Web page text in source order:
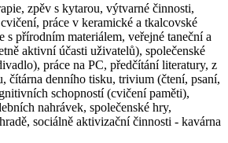
zpěv s kytarou, výtvarné činnosti,
práce v keramické a tkalcovské
s přírodním materiálem, veřejné taneční a
aktivní účasti uživatelů), společenské
práce na PC, předčítání literatury, z
čítárna denního tisku, trivium (čtení, psaní,
schopností (cvičení paměti),
nahrávek, společenské hry,
sociálně aktivizační činnosti - kavárna